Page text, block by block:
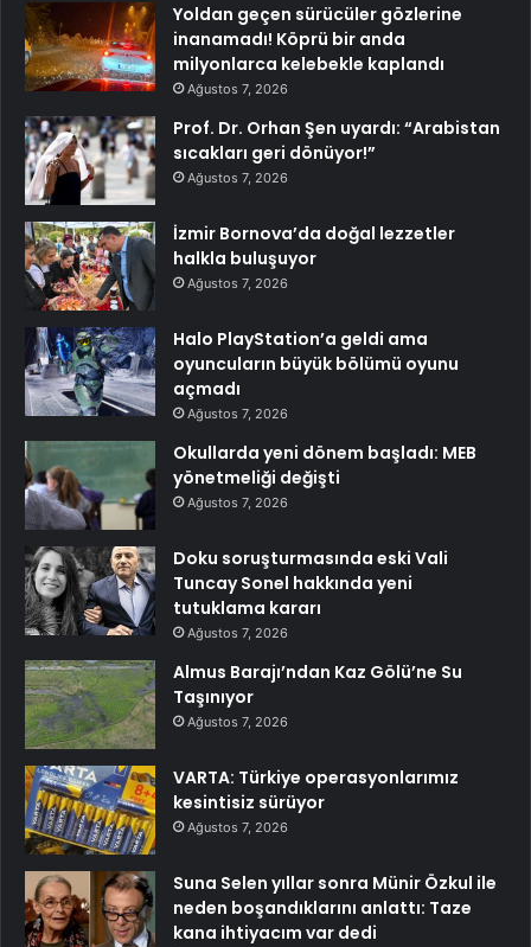
Yoldan geçen sürücüler gözlerine
inanamadı! Köprü bir anda
milyonlarca kelebekle kaplandı
Ağustos 7, 2026
Prof. Dr. Orhan Şen uyardı: “Arabistan
sıcakları geri dönüyor!”
Ağustos 7, 2026
İzmir Bornova’da doğal lezzetler
halkla buluşuyor
Ağustos 7, 2026
Halo PlayStation’a geldi ama
oyuncuların büyük bölümü oyunu
açmadı
Ağustos 7, 2026
Okullarda yeni dönem başladı: MEB
yönetmeliği değişti
Ağustos 7, 2026
Doku soruşturmasında eski Vali
Tuncay Sonel hakkında yeni
tutuklama kararı
Ağustos 7, 2026
Almus Barajı’ndan Kaz Gölü’ne Su
Taşınıyor
Ağustos 7, 2026
VARTA: Türkiye operasyonlarımız
kesintisiz sürüyor
Ağustos 7, 2026
Suna Selen yıllar sonra Münir Özkul ile
neden boşandıklarını anlattı: Taze
kana ihtiyacım var dedi